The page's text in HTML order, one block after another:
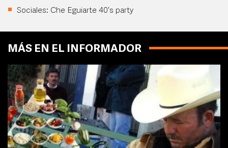
Sociales: Che Eguiarte 40’s party
MÁS EN EL INFORMADOR